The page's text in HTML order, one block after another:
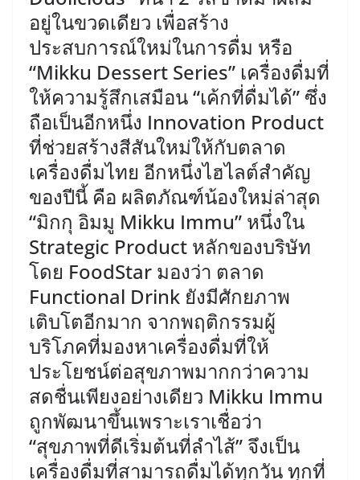
อยู่ในขวดเดียว เพื่อสร้าง
ประสบการณ์ใหม่ในการดื่ม หรือ
“Mikku Dessert Series” เครื่องดื่มที่
ให้ความรู้สึกเสมือน “เค้กที่ดื่มได้” ซึ่ง
ถือเป็นอีกหนึ่ง Innovation Product
ที่ช่วยสร้างสีสันใหม่ให้กับตลาด
เครื่องดื่มไทย ​อีกหนึ่งไฮไลต์สำคัญ
ของปีนี้ คือ ผลิตภัณฑ์น้องใหม่ล่าสุด
“มิกกุ อิมมู Mikku Immu” หนึ่งใน
Strategic Product หลักของบริษัท
โดย FoodStar มองว่า ตลาด
Functional Drink ยังมีศักยภาพ
เติบโตอีกมาก จากพฤติกรรมผู้
บริโภคที่มองหาเครื่องดื่มที่ให้
ประโยชน์ต่อสุขภาพมากกว่าความ
สดชื่นเพียงอย่างเดียว Mikku Immu
ถูกพัฒนาขึ้นเพราะเราเชื่อว่า
“สุขภาพที่ดีเริ่มต้นที่ลำไส้” จึงเป็น
เครื่องดื่มที่สามารถดื่มได้ทุกวัน ทุกที่